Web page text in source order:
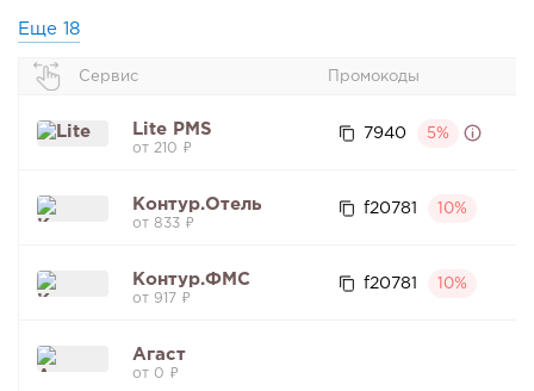
Еще 18
Сервис Промокоды
Lite PMS
от 210 ₽
7940 5%
Контур.Отель
от 833 ₽
f20781 10%
Контур.ФМС
от 917 ₽
f20781 10%
Агаст
от 0 ₽